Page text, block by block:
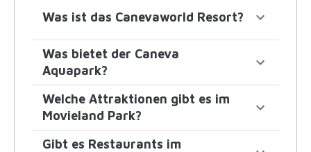
Was ist das Canevaworld Resort?
Was bietet der Caneva
Aquapark?
Welche Attraktionen gibt es im
Movieland Park?
Gibt es Restaurants im